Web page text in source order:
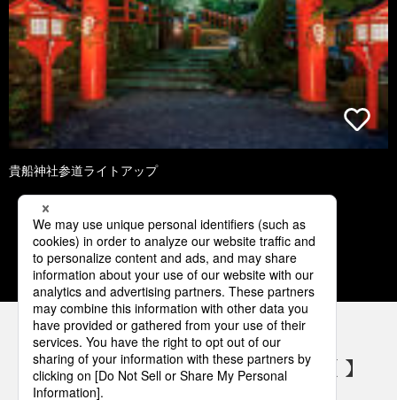
貴船神社参道ライトアップ
1 2 3 4 5
パナソニックの電気設備 SNSアカウント